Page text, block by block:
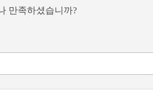
만족하셨습니까?